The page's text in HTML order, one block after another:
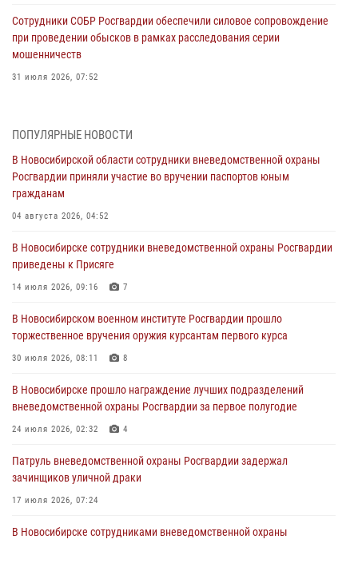
Сотрудники СОБР Росгвардии обеспечили силовое сопровождение
при проведении обысков в рамках расследования серии
мошенничеств
31 июля 2026, 07:52
При силовой поддержке бойцов ОМОН и СОБР Росгвардии
пресечена деятельность группы лиц, причастных к мошенничеству
в сфере страхования
В Новосибирске сотрудниками вневедомственной охраны
Росгвардии задержан гражданин, находящийся в розыске
В Новосибирске военнослужащие отряда спецназа «Ермак»
Росгвардии провели занятия по беспарашютному десантированию
В Новосибирске военнослужащие Росгвардии почтили память детей
– жертв войны в Донбассе
ПОПУЛЯРНЫЕ НОВОСТИ
В Новосибирской области сотрудники вневедомственной охраны
Росгвардии приняли участие во вручении паспортов юным
гражданам
04 августа 2026, 04:52
В Новосибирске сотрудники вневедомственной охраны Росгвардии
приведены к Присяге
14 июля 2026, 09:16 7
В Новосибирском военном институте Росгвардии прошло
торжественное вручения оружия курсантам первого курса
30 июля 2026, 08:11 8
В Новосибирске прошло награждение лучших подразделений
вневедомственной охраны Росгвардии за первое полугодие
24 июля 2026, 02:32 4
Патруль вневедомственной охраны Росгвардии задержал
зачинщиков уличной драки
17 июля 2026, 07:24
В Новосибирске сотрудниками вневедомственной охраны